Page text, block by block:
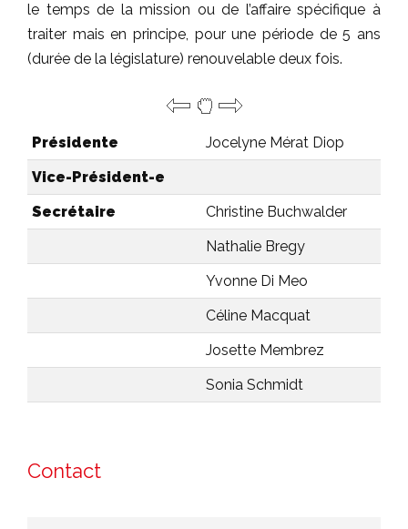
le temps de la mission ou de l’affaire spécifique à
traiter mais en principe, pour une période de 5 ans
(durée de la législature) renouvelable deux fois.
Présidente
Jocelyne Mérat Diop
Vice-Président-e
Secrétaire
Christine Buchwalder
Nathalie Bregy
Yvonne Di Meo
Céline Macquat
Josette Membrez
Sonia Schmidt
Contact